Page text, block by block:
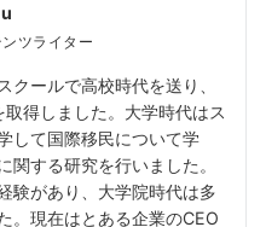
ツライター
クールで高校時代を送り、
得しました。大学時代はス
して国際移民について学
する研究を行いました。
験があり、大学院時代は多
。現在はとある企業のCEO